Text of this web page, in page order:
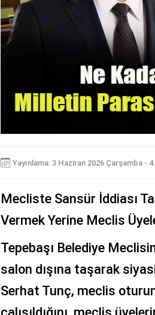
Yayınlama: 3 Haziran 2026 Çarşamba -
Mecliste Sansür İddiası
Vermek Yerine Meclis
Tepebaşı Belediye
salon dışına taşarak
Serhat Tunç, meclis